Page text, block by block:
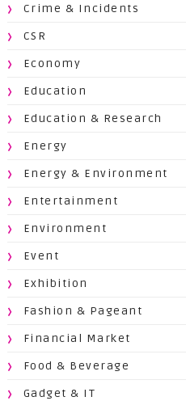
Crime & Incidents
CSR
Economy
Education
Education & Research
Energy
Energy & Environment
Entertainment
Environment
Event
Exhibition
Fashion & Pageant
Financial Market
Food & Beverage
Gadget & IT